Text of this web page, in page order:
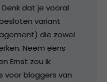
dat je vooral
variant
die zowel
Neem eens
Ernst zou ik
voor bloggers van